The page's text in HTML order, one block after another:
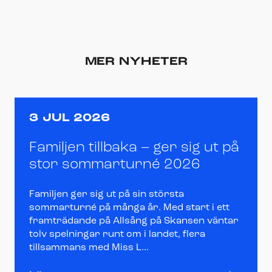
MER NYHETER
3 JUL 2026
Familjen tillbaka – ger sig ut på
stor sommarturné 2026
Familjen ger sig ut på sin största
sommarturné på många år. Med start i ett
framträdande på Allsång på Skansen väntar
tolv spelningar runt om i landet, flera
tillsammans med Miss L...